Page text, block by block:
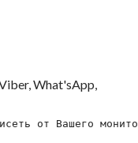
What'sApp,
от Вашего